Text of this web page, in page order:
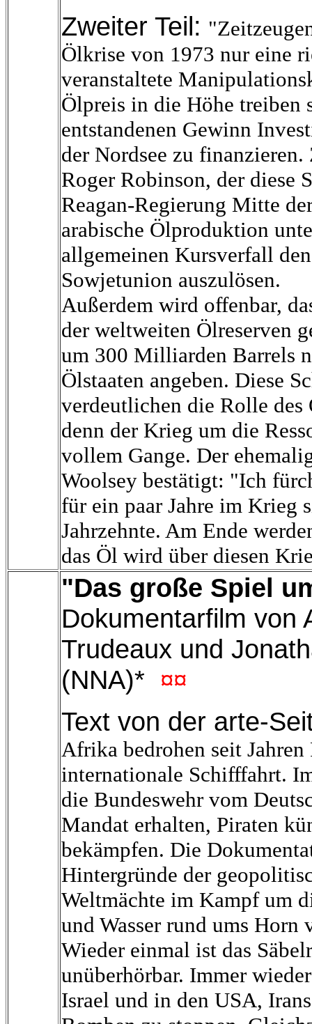
Zweiter Teil:
Ölkrise von 1973 nur eine
veranstaltete
Ölpreis in die Höhe treiben
entstandenen Gewinn
der Nordsee zu
Roger Robinson, der diese
Reagan-Regierung Mitte
arabische Ölproduktion
allgemeinen Kursverfall
Sowjetunion auszulösen.
Außerdem wird offenbar,
der weltweiten Ölreserven
um 300 Milliarden Barrels
Ölstaaten angeben. Diese
verdeutlichen die Rolle
denn der Krieg um die
vollem Gange. Der
Woolsey bestätigt: "Ich
für ein paar Jahre im Krieg
Jahrzehnte. Am Ende
das Öl wird über diesen
"Das große Spiel
Dokumentarfilm von
Trudeaux und
(NNA)* ¤¤
Text von der arte-
Afrika bedrohen seit Jahren
internationale Schifffahrt.
die Bundeswehr vom
Mandat erhalten, Piraten
bekämpfen. Die
Hintergründe der
Weltmächte im Kampf um
und Wasser rund ums Horn
Wieder einmal ist das
unüberhörbar. Immer
Israel und in den USA,